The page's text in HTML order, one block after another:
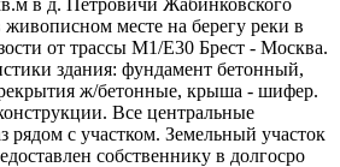
в д. Петровичи Жабинковского
месте на берегу реки в
от трассы М1/E30 Брест - Москва.
здания: фундамент бетонный,
ж/бетонные, крыша - шифер.
Все центральные
рядом с участком. Земельный участок
собственнику в долгосро